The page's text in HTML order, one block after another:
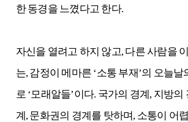
한 동경을 느꼈다고 한다.
자신을 열려고 하지 않고, 다른 사람을
는, 감정이 메마른 ‘소통 부재’의 오늘날
로 ‘모래알들’이다. 국가의 경계, 지방의
계, 문화권의 경계를 탓하며, 소통이 어